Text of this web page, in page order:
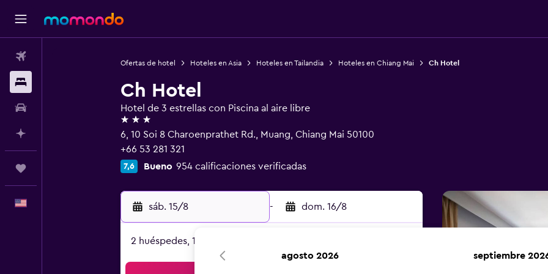
Ofertas de hotel Hoteles en Asia Hoteles en Tailandia Hoteles en Chiang Mai Ch Hotel
Ch Hotel
Hotel de 3 estrellas con Piscina al aire libre
3 estrellas
6, 10 Soi 8 Charoenprathet Rd., Muang, Chiang Mai 50100
+66 53 281 321
7,6 Bueno 954 calificaciones verificadas
sáb. 15/8 - dom. 16/8
2 huéspedes, 1 habitación
agosto 2026 septiembre